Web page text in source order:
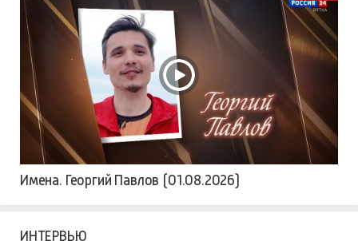
Имена. Георгий Павлов (01.08.2026)
ИНТЕРВЬЮ